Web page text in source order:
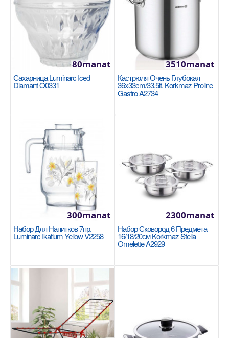
1920manat
Availability
В Корзину
Добавь в сравнения
В избранные
NEW
Кастрюля 26x7cm / 3.5л Korkmaz Ornella Sera
Vanilla A3975
керамическо..
1460manat
Availability
Сахарница Luminarc Iced
Diamant O0331
80manat
Кастрюля Очень Глубокая
36x33cm/33,5lt. Korkmaz Proline
Gastro A2734
3510manat
Набор Для Напитков 7пр.
Luminarc Ikatium Yellow V2258
300manat
Набор Сковород 6 Предмета
16/18/20см Korkmaz Stella
Omelette A2929
2300manat